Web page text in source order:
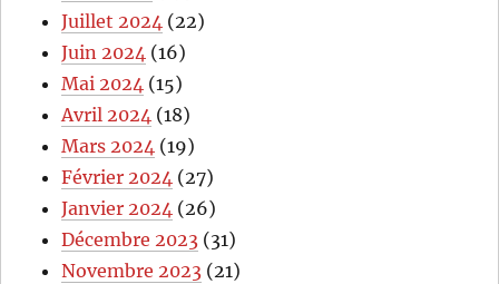
Juillet 2024 (22)
Juin 2024 (16)
Mai 2024 (15)
Avril 2024 (18)
Mars 2024 (19)
Février 2024 (27)
Janvier 2024 (26)
Décembre 2023 (31)
Novembre 2023 (21)